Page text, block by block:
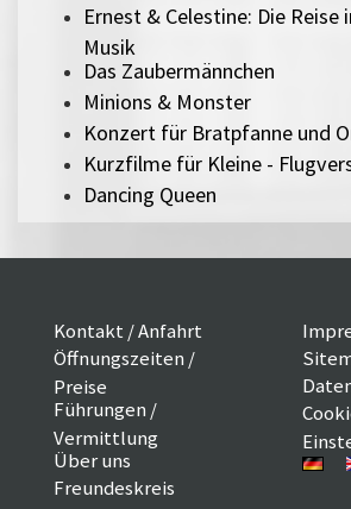
Ernest & Celestine: Die Reise
Musik
Das Zaubermännchen
Minions & Monster
Konzert für Bratpfanne und
Kurzfilme für Kleine -
Dancing Queen
Kontakt / Anfahrt
Öffnungszeiten /
Preise
Führungen /
Vermittlung
Über uns
Freundeskreis